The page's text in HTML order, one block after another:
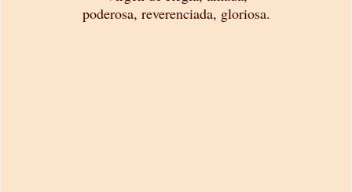
poderosa, reverenciada, gloriosa.